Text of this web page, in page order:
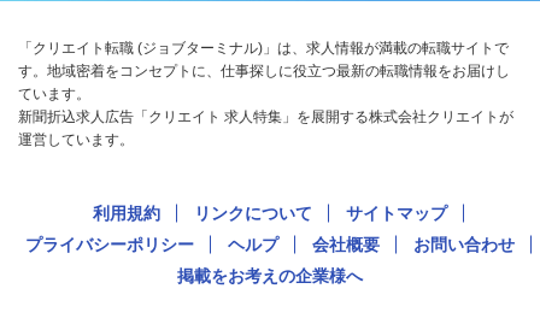
「クリエイト転職 (ジョブターミナル)」は、求人情報が満載の転職サイトで
す。地域密着をコンセプトに、仕事探しに役立つ最新の転職情報をお届けし
ています。
新聞折込求人広告「クリエイト 求人特集」を展開する株式会社クリエイトが
運営しています。
利用規約 リンクについて
サイトマップ
プライバシーポリシー
ヘルプ 会社概要
お問い合わせ
掲載をお考えの企業様へ